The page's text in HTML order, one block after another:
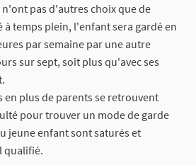
pas d'autres choix que de
temps plein, l'enfant sera gardé en
par semaine par une autre
sur sept, soit plus qu'avec ses
en plus de parents se retrouvent
pour trouver un mode de garde
jeune enfant sont saturés et
qualifié.